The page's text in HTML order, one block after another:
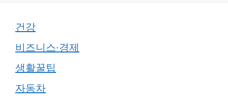
건강
비즈니스·경제
생활꿀팁
자동차